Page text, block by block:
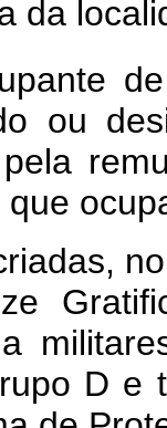
da
ou
D e